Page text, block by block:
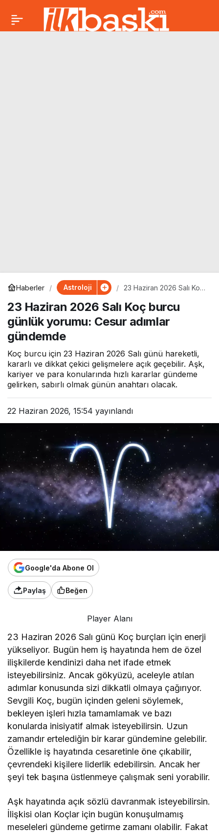
Haberler Astroloji
23 Haziran 2026 Salı Koç
Cesur adımlar gündemde
23 Haziran 2026 Salı Koç burcu
günlük yorumu: Cesur adımlar
gündemde
Koç burcu için 23 Haziran 2026 Salı günü hareketli,
kararlı ve dikkat çekici gelişmelere açık geçebilir. Aşk,
kariyer ve para konularında hızlı kararlar gündeme
gelirken, sabırlı olmak günün anahtarı olacak.
22 Haziran 2026, 15:54 yayınlandı
Google'da Abone Ol
Paylaş Beğen
Player Alanı
23 Haziran 2026 Salı günü Koç burçları için enerji
yükseliyor. Bugün hem iş hayatında hem de özel
ilişkilerde kendinizi daha net ifade etmek
isteyebilirsiniz. Ancak gökyüzü, aceleyle atılan
adımlar konusunda sizi dikkatli olmaya çağırıyor.
Sevgili Koç, bugün içinden geleni söylemek,
bekleyen işleri hızla tamamlamak ve bazı
konularda inisiyatif almak isteyebilirsin. Uzun
zamandır ertelediğin bir karar gündemine gelebilir.
Özellikle iş hayatında cesaretinle öne çıkabilir,
çevrendeki kişilere liderlik edebilirsin. Ancak her
şeyi tek başına üstlenmeye çalışmak seni yorabilir.
Aşk hayatında açık sözlü davranmak isteyebilirsin.
İlişkisi olan Koçlar için bugün konuşulmamış
meseleleri gündeme getirme zamanı olabilir. Fakat
23 Haziran 2026 Salı